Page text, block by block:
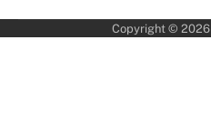
Copyright © 2026